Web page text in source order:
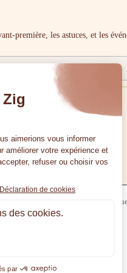
première, les astuces, et les